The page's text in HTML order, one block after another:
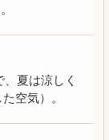
夏は涼しく
空気）。